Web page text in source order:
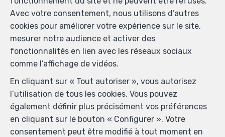
Avec votre consentement, nous utilisons d’autres
cookies pour améliorer votre expérience sur le site,
mesurer notre audience et activer des
fonctionnalités en lien avec les réseaux sociaux
comme l’affichage de vidéos.
En cliquant sur « Tout autoriser », vous autorisez
l’utilisation de tous les cookies. Vous pouvez
également définir plus précisément vos préférences
en cliquant sur le bouton « Configurer ». Votre
consentement peut être modifié à tout moment en
Agent immobilier agréé IPI sous le numéro 505438 en
Belgique - N° entreprise : TVA BE-0425.723.793-
Instance de contrôle: Institut professionnel des agents
immobiliers, rue du Luxembourg 16B, 1000 Bruxelles
(+32 2 505 38 50 - info@ipi.be) - Soumis au
déontologique de l’ IPI
RC professionnelle et cautionnement via AXA Belgium
SA, Place du Trône 1, 1000 Bruxelles – police n°
730.390.160. Couverture valable pour les activités
réalisées en Belgique